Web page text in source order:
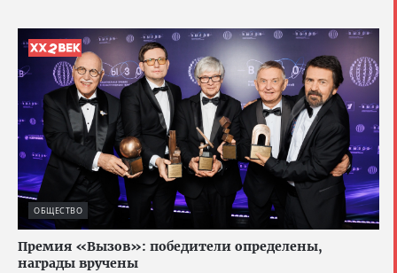
ОБЩЕСТВО
Премия «Вызов»: победители определены,
награды вручены